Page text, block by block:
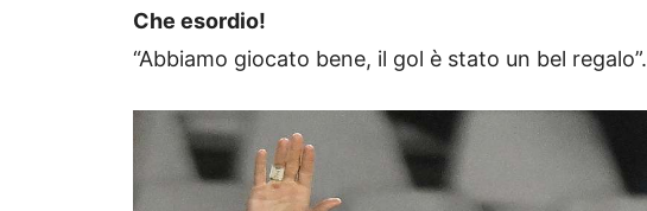
Che esordio!
“Abbiamo giocato bene, il gol è stato un bel regalo”.